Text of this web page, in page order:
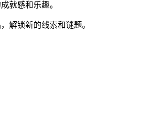
就感和乐趣。
解锁新的线索和谜题。